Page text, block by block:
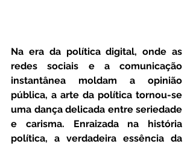
Na era da política digital, onde as
redes sociais e a comunicação
instantânea moldam a opinião
pública, a arte da política tornou-se
uma dança delicada entre seriedade
e carisma. Enraizada na história
política, a verdadeira essência da